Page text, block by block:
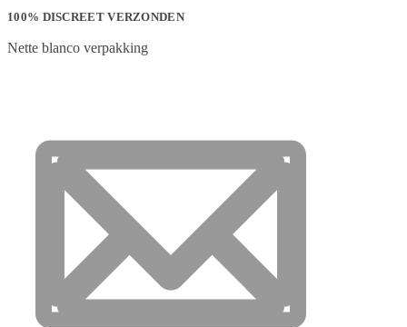
100% DISCREET VERZONDEN
Nette blanco verpakking